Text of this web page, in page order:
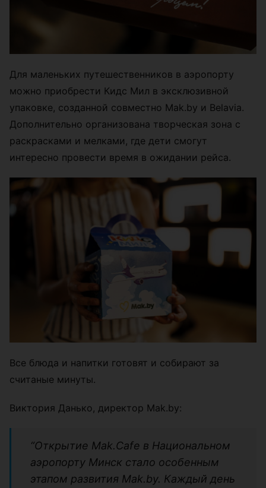
Для маленьких путешественников в аэропорту
можно приобрести Кидс Мил в эксклюзивной
упаковке, созданной совместно Mak.by и Belavia.
Дополнительно организована творческая зона с
раскрасками и мелками, где дети смогут
интересно провести время в ожидании рейса.
Все блюда и напитки готовят и собирают за
считаные минуты.
Виктория Данько, директор Mak.by:
“Открытие Mak.Cafe в Национальном
аэропорту Минск стало особенным
этапом развития Mak.by. Каждый день